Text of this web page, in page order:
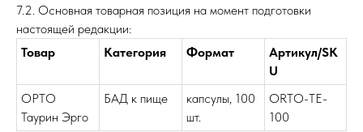
7.2. Основная товарная позиция на момент подготовки
настоящей редакции:
Товар
Категория Формат
Артикул/SK
U
ОРТО
Таурин Эрго
БАД к пище
капсулы, 100
шт.
ORTO-TE-
100